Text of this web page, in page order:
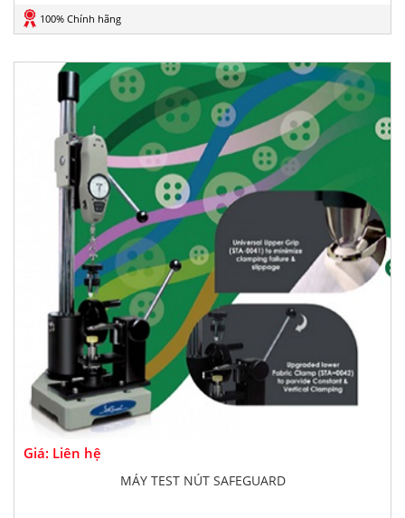
100% Chính hãng
Giá: Liên hệ
MÁY TEST NÚT SAFEGUARD